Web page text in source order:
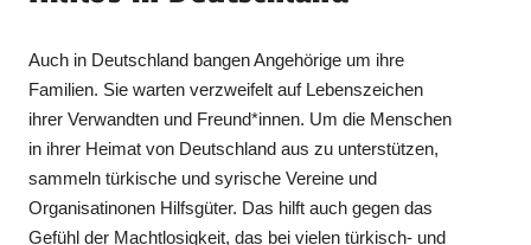
Auch in Deutschland bangen Angehörige um ihre
Familien. Sie warten verzweifelt auf Lebenszeichen
ihrer Verwandten und Freund*innen. Um die Menschen
in ihrer Heimat von Deutschland aus zu unterstützen,
sammeln türkische und syrische Vereine und
Organisatinonen Hilfsgüter. Das hilft auch gegen das
Gefühl der Machtlosigkeit, das bei vielen türkisch- und